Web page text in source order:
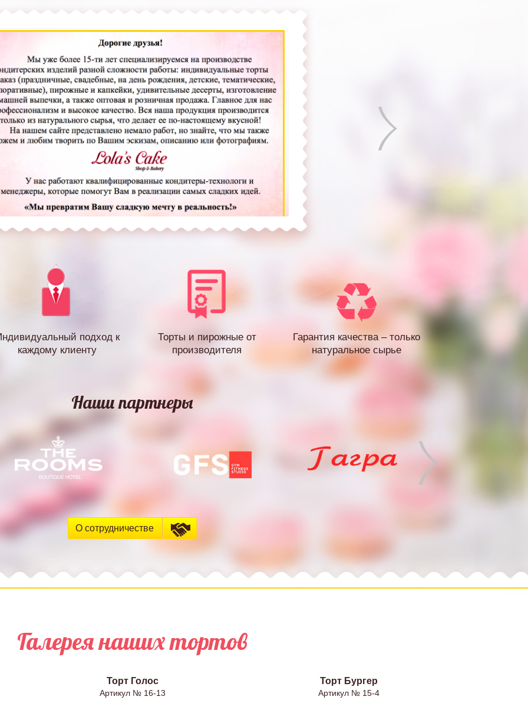
подход к
каждому клиенту
Торты и пирожные от
производителя
Гарантия качества – только
натуральное сырье
Наши партнеры
Previous
О сотрудничестве
Галерея наших тортов
Торт Голос
Артикул № 16-13
Торт Бургер
Артикул № 15-4